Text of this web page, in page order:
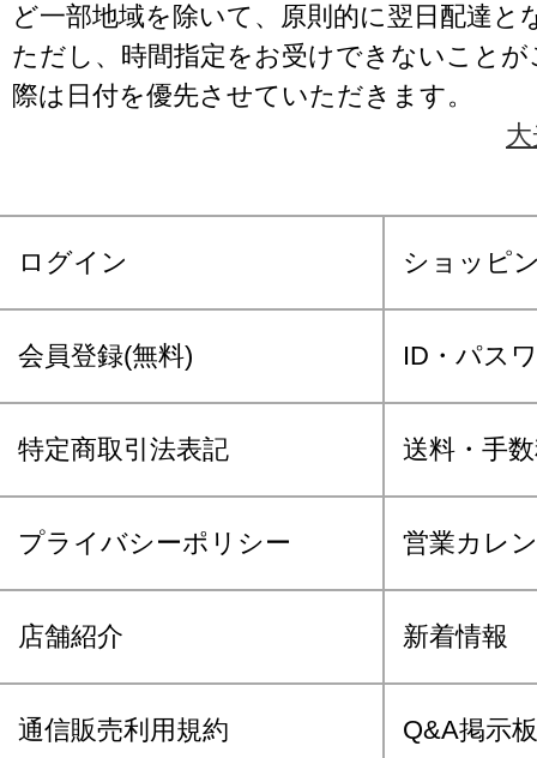
ど一部地域を除いて、原則的に翌日配達と
ただし、時間指定をお受けできないこと
際は日付を優先させていただきます。
ログイン ショッピ
会員登録(無料) ID・パス
特定商取引法表記 送料・手
プライバシーポリシー 営業カレ
店舗紹介 新着情報
通信販売利用規約 Q&A掲示板